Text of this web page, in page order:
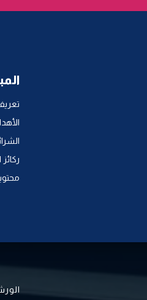
ركائز